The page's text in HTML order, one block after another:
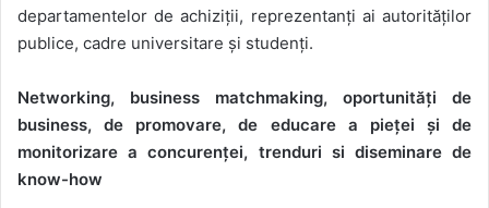
departamentelor de achiziții, reprezentanți ai autorităților
publice, cadre universitare și studenți.
Networking, business matchmaking, oportunități de
business, de promovare, de educare a pieței și de
monitorizare a concurenței, trenduri si diseminare de
know-how